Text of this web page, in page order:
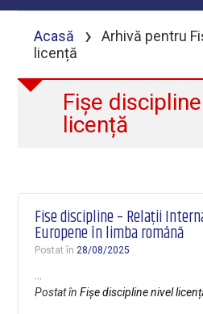
Acasă ›
Arhivă pentru
licență
Fișe
licență
Fise discipline – Relații
Europene în limba română
Postat în28/08/2025
Postat înFișe discipline nivel